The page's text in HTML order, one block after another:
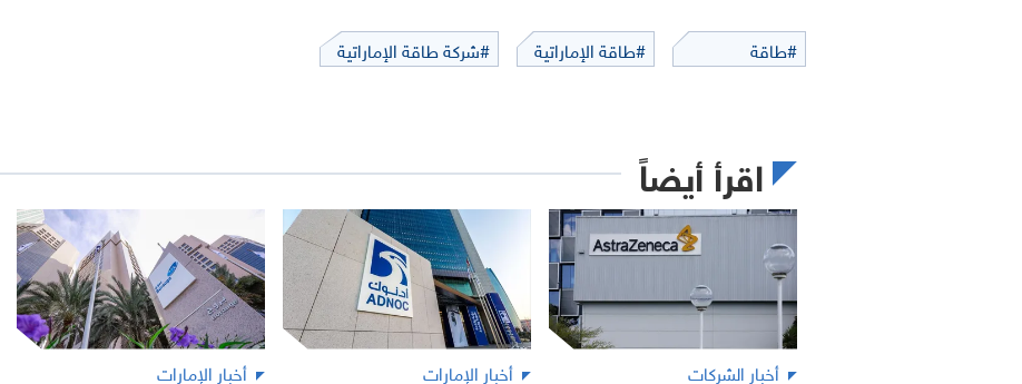
#طاقة #طاقة الإماراتية #شركة طاقة الإماراتية
اقرأ أيضاً
أخبار الشركات أخبار الإمارات أخبار الإمارات